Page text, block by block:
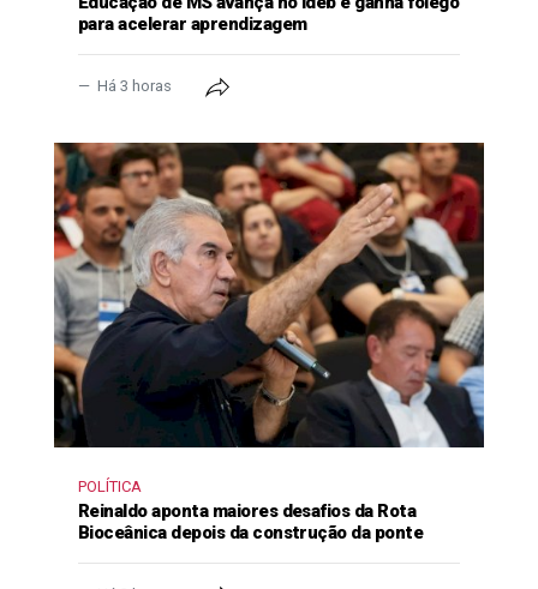
para acelerar aprendizagem
Há 3 horas
POLÍTICA
Reinaldo aponta maiores desafios da Rota
Bioceânica depois da construção da ponte